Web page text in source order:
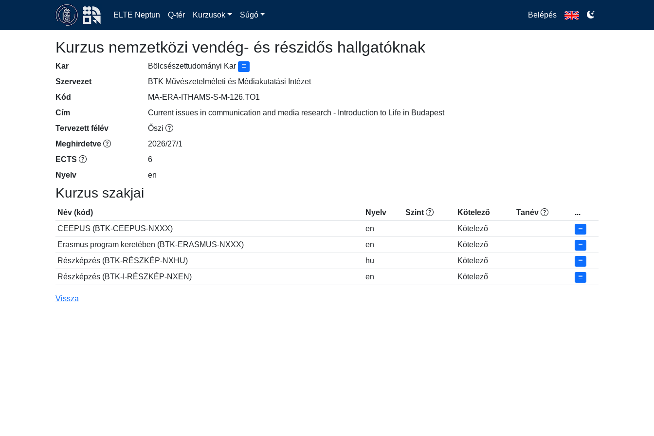
ELTE Neptun Q-tér Kurzusok Súgó Belépés
Kurzus nemzetközi vendég- és részidős hallgatóknak
Kar
Bölcsészettudományi Kar
Szervezet
BTK Művészetelméleti és Médiakutatási Intézet
Kód
MA-ERA-ITHAMS-S-M-126.TO1
Cím
Current issues in communication and media research - Introduction to Life in Budapest
Tervezett félév
Őszi
Meghirdetve
2026/27/1
ECTS
6
Nyelv
en
Kurzus szakjai
Név (kód) Nyelv Szint Kötelező Tanév
...
CEEPUS (BTK-CEEPUS-NXXX)
en
Kötelező
Erasmus program keretében (BTK-ERASMUS-NXXX)
en
Kötelező
Részképzés (BTK-RÉSZKÉP-NXHU)
hu
Kötelező
Részképzés (BTK-I-RÉSZKÉP-NXEN)
en Kötelező
Vissza